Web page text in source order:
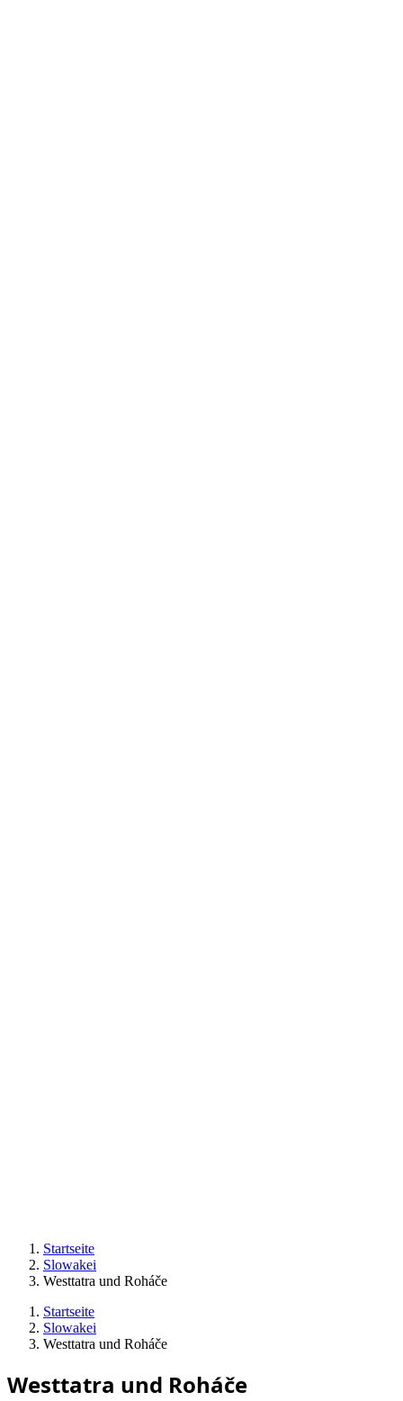
Startseite
Slowakei
Westtatra und Roháče
Startseite
Slowakei
Westtatra und Roháče
Westtatra und Roháče